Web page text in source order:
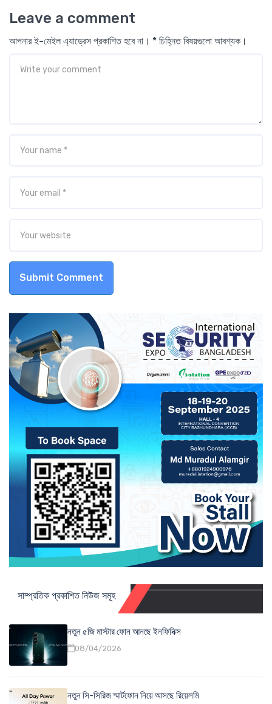
Leave a comment
আপনার ই-মেইল এ্যাড্রেস প্রকাশিত হবে না। * চিহ্নিত বিষয়গুলো আবশ্যক।
Submit Comment
সাম্প্রতিক প্রকাশিত নিউজ সমূহ
নতুন ৫জি মাস্টার ফোন আনছে ইনফিনিক্স
08/04/2026
নতুন সি-সিরিজ স্মার্টফোন নিয়ে আসছে রিয়েলমি